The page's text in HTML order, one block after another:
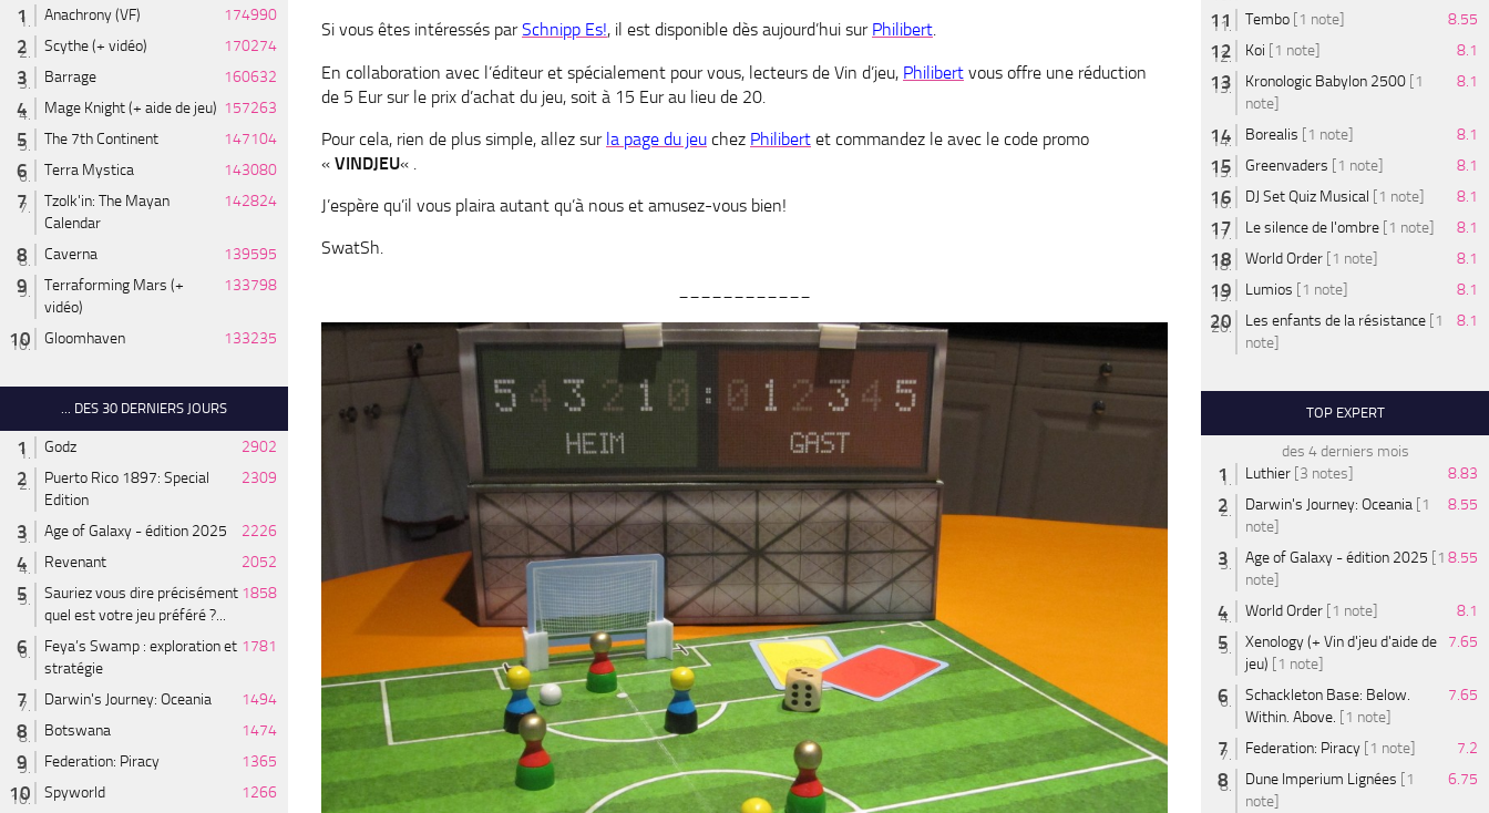
Si vous êtes intéressés parSchnipp Es!, il est disponible dès aujourd’hui sur Philibert.
En collaboration avec l’éditeur et spécialement pour vous, lecteurs de Vin d’jeu, Philibert vous offre une réduction
de 5 Eur sur le prix d’achat du jeu, soit à 15 Eur au lieu de 20.
Pour cela, rien de plus simple, allez sur la page du jeu chez Philibert et commandez le avec le code promo
« VINDJEU« .
J’espère qu’il vous plaira autant qu’à nous et amusez-vous bien!
SwatSh.
Anachrony (VF)
174990
Scythe (+ vidéo)
170274
Barrage
160632
Mage Knight (+ aide de jeu) 157263
The 7th Continent
147104
Terra Mystica
143080
Tzolk'in: The Mayan
Calendar
142824
Caverna
139595
Terraforming Mars (+
vidéo)
133798
Gloomhaven 133235
... DES 30 DERNIERS JOURS
Godz
2902
Puerto Rico 1897: Special
Edition
2309
Age of Galaxy - édition 2025
2226
Revenant
2052
Sauriez vous dire précisément
quel est votre jeu préféré ?...
1858
Feya’s Swamp : exploration et
stratégie
1781
Darwin's Journey: Oceania
1494
Botswana
1474
Federation: Piracy
1365
Spyworld
1266
Tembo [1 note]
8.55
Koi [1 note]
8.1
Kronologic Babylon 2500 [1
note]
8.1
Borealis [1 note]
8.1
Greenvaders [1 note]
8.1
DJ Set Quiz Musical [1 note]
8.1
Le silence de l'ombre [1 note]
8.1
World Order [1 note]
8.1
Lumios [1 note]
8.1
Les enfants de la résistance [1
note]
8.1
TOP EXPERT
des 4 derniers mois
Luthier [3 notes]
8.83
Darwin's Journey: Oceania [1
note]
8.55
Age of Galaxy - édition 2025 [1
note]
8.55
World Order [1 note]
8.1
Xenology (+ Vin d'jeu d'aide de
jeu) [1 note]
7.65
Schackleton Base: Below.
Within. Above. [1 note]
7.65
Federation: Piracy [1 note]
7.2
Dune Imperium Lignées [1
note]
6.75